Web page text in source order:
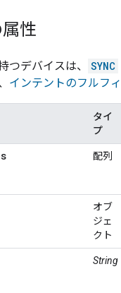
属性
つデバイスは、 SYNC
インテントのフルフ
タイ
プ
配列
オブ
ジェ
クト
String